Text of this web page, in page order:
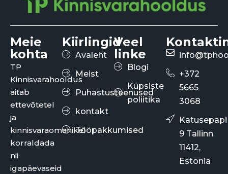
Meie
kohta
TP
Kinnisvarahooldus
aitab
ettevõtetel
ja
kinnisvaraomanikel
korraldada
nii
igapäevaseid
Kiirlingid
Avaleht
Meist
Puhastusteenused
kontakt
Tööpakkumised
Veel
linke
Blogi
Küpsiste
poliitika
+372
5665
3068
Katusepapi
9 Tallinn
11412,
Estonia